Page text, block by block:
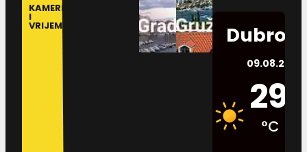
KAMERE
I
VRIJEME
09.08.2026.
29
°C